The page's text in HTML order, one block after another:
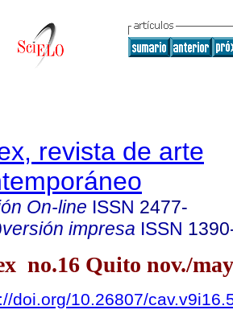
revista de arte
On-line ISSN 2477-
versión impresa ISSN
no.16 Quito nov./
doi.org/10.26807/